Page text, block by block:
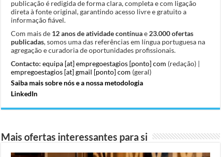
publicação é redigida de forma clara, completa e com ligação
direta à fonte original, garantindo acesso livre e gratuito a
informação fiável.
Com mais de 12 anos de atividade contínuae 23.000 ofertas
publicadas, somos uma das referências em língua portuguesa na
agregação e curadoria de oportunidades profissionais.
Contacto: equipa [at] empregoestagios [ponto] com (redação) |
empregoestagios [at] gmail [ponto] com (geral)
Saiba mais sobre nós e a nossa metodologia
LinkedIn
Mais ofertas interessantes para si